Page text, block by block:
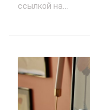
ссылкой на...